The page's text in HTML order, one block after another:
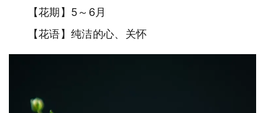
【花期】5～6月
【花语】纯洁的心、关怀